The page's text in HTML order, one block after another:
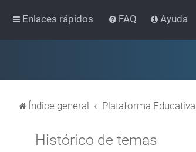
Enlaces rápidos FAQ Ayuda
Índice general Plataforma
Histórico de temas